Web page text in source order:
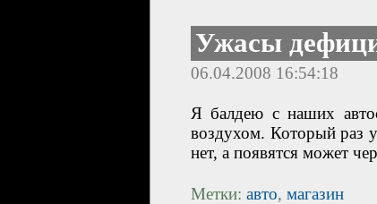
Ужасы
06.04.2008 16:54:18
Я балдею с наших
воздухом. Который раз
нет, а появятся может
Метки: авто, магазин